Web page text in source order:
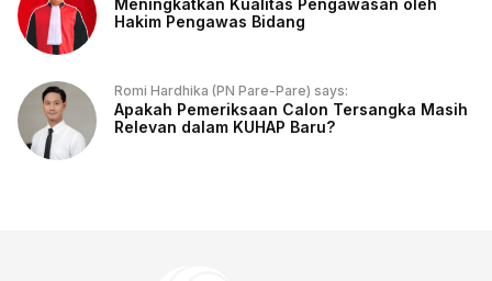
Hakim Pengawas Bidang
Romi Hardhika (PN Pare-Pare) says:
Apakah Pemeriksaan Calon Tersangka Masih
Relevan dalam KUHAP Baru?